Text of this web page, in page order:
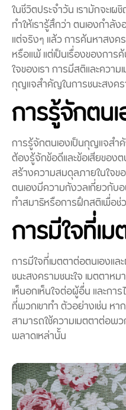
ในชีวิตประจำวัน เรามักจะ
ทำให้เรารู้สึกว่า ตนเองกำลั
แต่จริงๆ แล้ว การค้นหาสงคร
หรือแพ้ แต่เป็นเรื่องของการ
ใจของเรา การมีสติและควา
กุญแจสำคัญในการชนะสงค
การรู้จักตน
การรู้จักตนเองเป็นกุญแจสำ
ต้องรู้จักข้อดีและข้อเสียของ
สร้างความสมดุลภายในใจขอ
ตนเองมีความกังวลเกี่ยวกับ
ทำสมาธิหรือการฝึกสติเพื่อ
การมีใจที่เ
การมีใจที่เมตตาต่อตนเองแ
ชนะสงครามชนะใจ เมตตาห
เห็นอกเห็นใจต่อผู้อื่น และก
ที่พวกเขาทำ ตัวอย่างเช่น ห
สามารถใช้ความเมตตาต่อพ
พลาดเหล่านั้น